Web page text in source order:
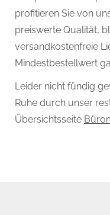
profitieren Sie von
preiswerte Qualität,
versandkostenfreie
Mindestbestellwert
Leider nicht fündig
Ruhe durch unser
Übersichtsseite